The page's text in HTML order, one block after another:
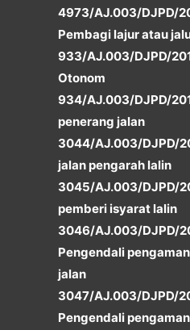
4973/AJ.003/DJPD/
Pembagi lajur atau
933/AJ.003/DJPD/
Otonom
934/AJ.003/DJPD/
penerang jalan
3044/AJ.003/DJPD/
jalan pengarah lalin
3045/AJ.003/DJPD/
pemberi isyarat lalin
3046/AJ.003/DJPD/
Pengendali
jalan
3047/AJ.003/DJPD/
Pengendali